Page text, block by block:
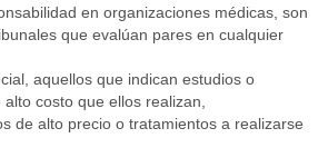
en organizaciones médicas, son
que evalúan pares en cualquier
aquellos que indican estudios o
costo que ellos realizan,
de alto precio o tratamientos a realizarse